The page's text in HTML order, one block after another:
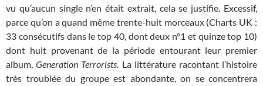
vu qu’aucun single n’en était extrait, cela se justifie. Excessif,
parce qu’on a quand même trente-huit morceaux (Charts UK :
33 consécutifs dans le top 40, dont deux n°1 et quinze top 10)
dont huit provenant de la période entourant leur premier
album,Generation Terrorists. La littérature racontant l’histoire
très troublée du groupe est abondante, on se concentrera